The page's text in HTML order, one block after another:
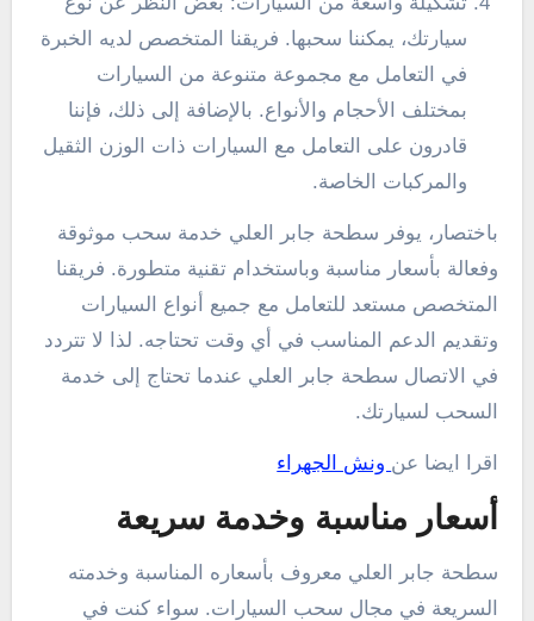
سيارتك، يمكننا سحبها. فريقنا المتخصص لديه الخبرة
في التعامل مع مجموعة متنوعة من السيارات
بمختلف الأحجام والأنواع. بالإضافة إلى ذلك، فإننا
قادرون على التعامل مع السيارات ذات الوزن الثقيل
والمركبات الخاصة.
باختصار، يوفر سطحة جابر العلي خدمة سحب موثوقة
وفعالة بأسعار مناسبة وباستخدام تقنية متطورة. فريقنا
المتخصص مستعد للتعامل مع جميع أنواع السيارات
وتقديم الدعم المناسب في أي وقت تحتاجه. لذا لا تتردد
في الاتصال سطحة جابر العلي عندما تحتاج إلى خدمة
السحب لسيارتك.
اقرا ايضا عن ونش الجهراء
أسعار مناسبة وخدمة سريعة
سطحة جابر العلي معروف بأسعاره المناسبة وخدمته
السريعة في مجال سحب السيارات. سواء كنت في